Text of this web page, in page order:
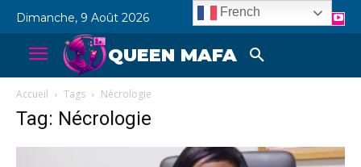
Dimanche, 9 Août 2026
QUEEN MAFA
Accueil Tags Nécrologie
Tag: Nécrologie
French